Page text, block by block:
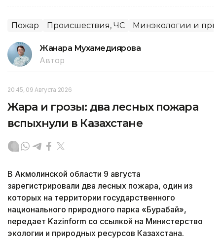
Пожар Происшествия, ЧС Минэкологии и
Жанара Мухамедиярова
Автор
20:45, 09 Августа 2026
Жара и грозы: два лесных пожара
вспыхнули в Казахстане
В Акмолинской области 9 августа
зарегистрировали два лесных пожара, один из
которых на территории государственного
национального природного парка «Бурабай»,
передает Kazinform со ссылкой на Министерство
экологии и природных ресурсов Казахстана.